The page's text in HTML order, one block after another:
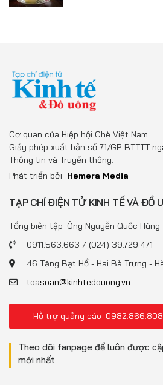
Cơ quan của Hiệp hội Chè Việt Nam
Giấy phép xuất bản số 71/GP-BTTTT
Thông tin và Truyền thông.
Phát triển bởi Hemera Media
TẠP CHÍ ĐIỆN TỬ KINH TẾ VÀ ĐỒ
Tổng biên tập: Ông Nguyễn Quốc Hùng
0911.563.663 / (024) 39.729.471
46 Tăng Bạt Hổ - Hai Bà Trưng -
toasoan@kinhtedouong.vn
Hỗ trợ quảng cáo: 0982.866.808
Theo dõi fanpage để luôn được
mới nhất